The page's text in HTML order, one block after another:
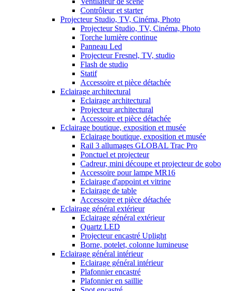
Contrôleur et starter
Projecteur Studio, TV, Cinéma, Photo
Projecteur Studio, TV, Cinéma, Photo
Torche lumière continue
Panneau Led
Projecteur Fresnel, TV, studio
Flash de studio
Statif
Accessoire et pièce détachée
Eclairage architectural
Eclairage architectural
Projecteur architectural
Accessoire et pièce détachée
Eclairage boutique, exposition et musée
Eclairage boutique, exposition et musée
Rail 3 allumages GLOBAL Trac Pro
Ponctuel et projecteur
Cadreur, mini découpe et projecteur de gobo
Accessoire pour lampe MR16
Eclairage d'appoint et vitrine
Eclairage de table
Accessoire et pièce détachée
Eclairage général extérieur
Eclairage général extérieur
Quartz LED
Projecteur encastré Uplight
Borne, potelet, colonne lumineuse
Eclairage général intérieur
Eclairage général intérieur
Plafonnier encastré
Plafonnier en saillie